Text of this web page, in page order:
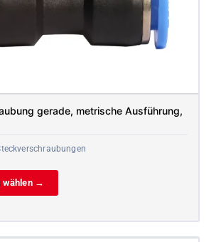
gerade, metrische Ausführung,
wählen →